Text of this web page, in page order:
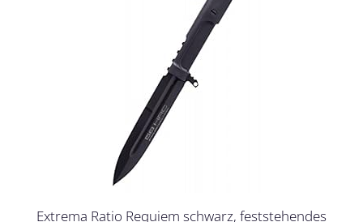
Extrema Ratio Requiem schwarz, feststehendes